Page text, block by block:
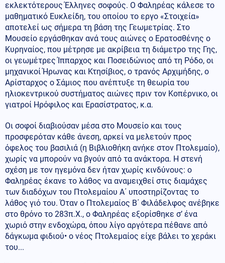
εκλεκτότερους Έλληνες σοφούς. Ο Φαληρέας κάλεσε το
μαθηματικό Ευκλείδη, του οποίου το εργο «Στοιχεία»
αποτελεί ως σήμερα τη βάση της Γεωμετρίας. Στο
Μουσείο εργάσθηκαν ανά τους αιώνες ο Ερατοσθένης ο
Κυρηναίος, που μέτρησε με ακρίβεια τη διάμετρο της Γης,
οι γεωμέτρες Ίππαρχος και Ποσειδώνιος από τη Ρόδο, οι
μηχανικοί Ήρωνας και Κτησίβιος, ο τρανός Αρχιμήδης, ο
Αρίσταρχος ο Σάμιος που ανέπτυξε τη θεωρία του
ηλιοκεντρικού συστήματος αιώνες πριν τον Κοπέρνικο, οι
γιατροί Ηρόφιλος και Ερασίστρατος, κ.α.
Οι σοφοί διαβιούσαν μέσα στο Μουσείο και τους
προσφερόταν κάθε άνεση, αρκεί να μελετούν προς
όφελος του βασιλιά (η Βιβλιοθήκη ανήκε στον Πτολεμαίο),
χωρίς να μπορούν να βγούν από τα ανάκτορα. Η στενή
σχέση με τον ηγεμόνα δεν ήταν χωρίς κινδύνους: ο
Φαληρέας έκανε το λάθος να αναμειχθεί στις διαμάχες
των διαδόχων του Πτολεμαίου Α΄ υποστηρίζοντας το
λάθος γιό του. Όταν ο Πτολεμαίος Β΄ Φιλάδελφος ανέβηκε
στο θρόνο το 283π.Χ., ο Φαληρέας εξορίσθηκε σ’ ένα
χωριό στην ενδοχώρα, όπου λίγο αργότερα πέθανε από
δάγκωμα φιδιού• ο νέος Πτολεμαίος είχε βάλει το χεράκι
του...